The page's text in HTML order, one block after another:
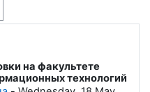
на факультете
технологий